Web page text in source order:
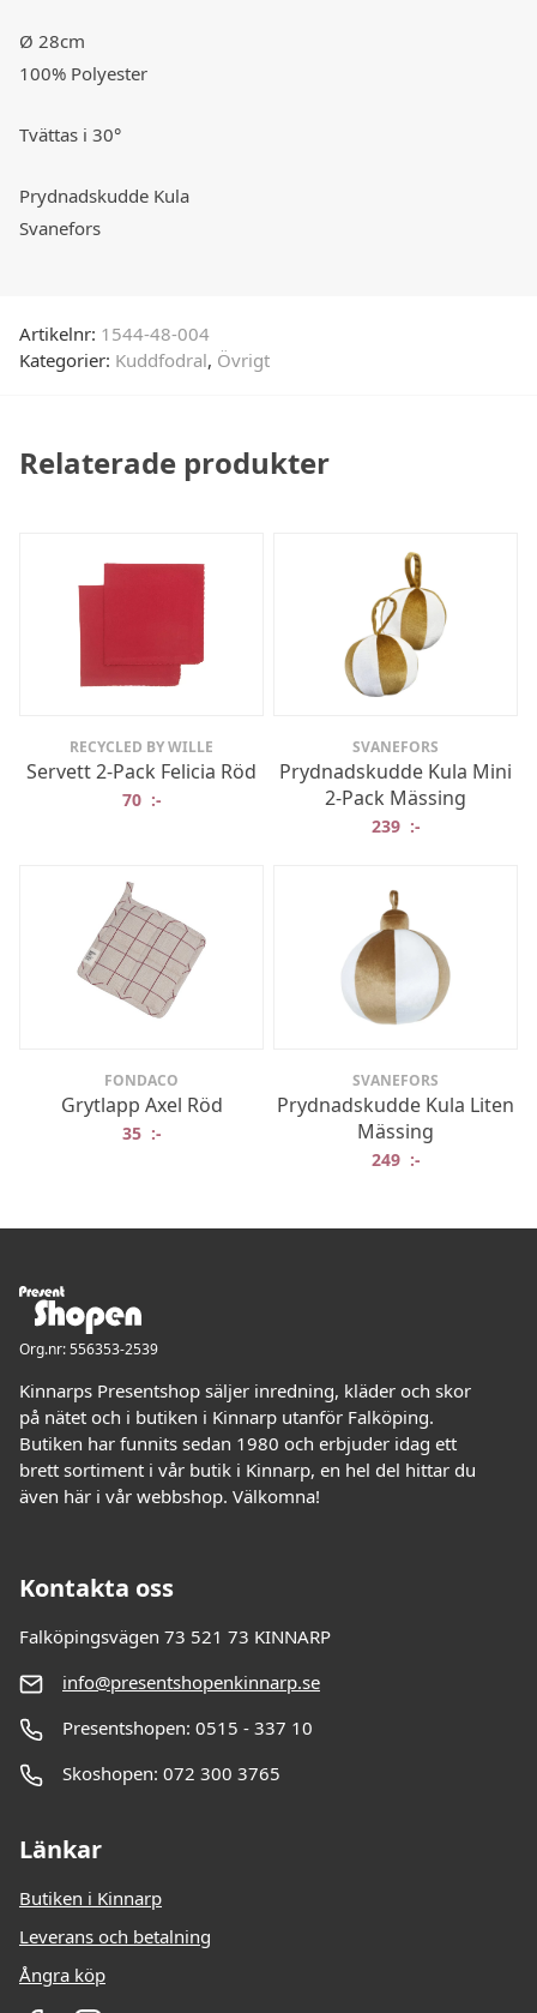
Ø 28cm
100% Polyester
Tvättas i 30°
Prydnadskudde Kula
Svanefors
Artikelnr: 1544-48-004
Kategorier: Kuddfodral, Övrigt
Relaterade produkter
RECYCLED BY WILLE
Servett 2-Pack Felicia Röd
70 :-
SVANEFORS
Prydnadskudde Kula Mini
2-Pack Mässing
239 :-
FONDACO
Grytlapp Axel Röd
35 :-
SVANEFORS
Prydnadskudde Kula Liten
Mässing
249 :-
Org.nr: 556353-2539
Kinnarps Presentshop säljer inredning, kläder och skor
på nätet och i butiken i Kinnarp utanför Falköping.
Butiken har funnits sedan 1980 och erbjuder idag ett
brett sortiment i vår butik i Kinnarp, en hel del hittar du
även här i vår webbshop. Välkomna!
Kontakta oss
Falköpingsvägen 73 521 73 KINNARP
info@presentshopenkinnarp.se
Presentshopen: 0515 - 337 10
Skoshopen: 072 300 3765
Länkar
Butiken i Kinnarp
Leverans och betalning
Ångra köp